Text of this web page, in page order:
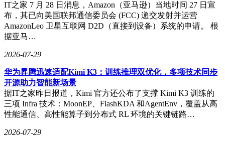
IT之家 7 月 28 日消息，Amazon（亚马逊）当地时间 27 日宣
布，其已向美国联邦通信委员会 (FCC) 递交发射并运营
AmazonLeo 卫星互联网 D2D（直接到设备）系统的申请。 根
据亚马…
2026-07-29
华为昇腾迅速适配Kimi K3：训练推理双优化，多项技术同步
开源助力智能新场景
据IT之家昨日报道，Kimi 官方还公布了支撑 Kimi K3 训练的
三项 Infra 技术：MoonEP、FlashKDA 和AgentEnv，覆盖从高
性能通信、高性能算子到分布式 RL 环境的关键链路…
2026-07-29